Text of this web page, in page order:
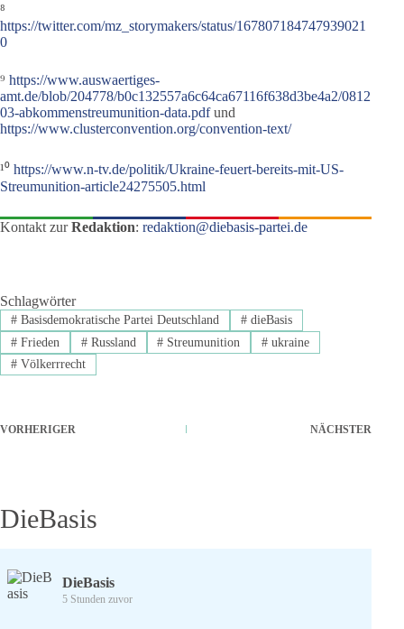
⁸
https://twitter.com/mz_storymakers/status/167807184747939021
0
⁹ https://www.auswaertiges-
amt.de/blob/204778/b0c132557a6c64ca67116f638d3be4a2/0812
03-abkommenstreumunition-data.pdfund
https://www.clusterconvention.org/convention-text/
¹⁰ https://www.n-tv.de/politik/Ukraine-feuert-bereits-mit-US-
Streumunition-article24275505.html
Kontakt zurRedaktion: redaktion@diebasis-partei.de
Schlagwörter
#Basisdemokratische Partei Deutschland #dieBasis
#Frieden #Russland # Streumunition # ukraine
#Völkerrrecht
VORHERIGER NÄCHSTER
DieBasis
DieBasis
5 Stunden zuvor